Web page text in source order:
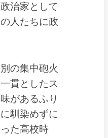
治家として
人たちに政
の集中砲火
貫としたス
があるふり
馴染めずに
た高校時